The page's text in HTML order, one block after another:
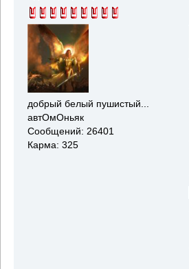
добрый белый пушистый...
автОмОньяк
Сообщений: 26401
Карма: 325